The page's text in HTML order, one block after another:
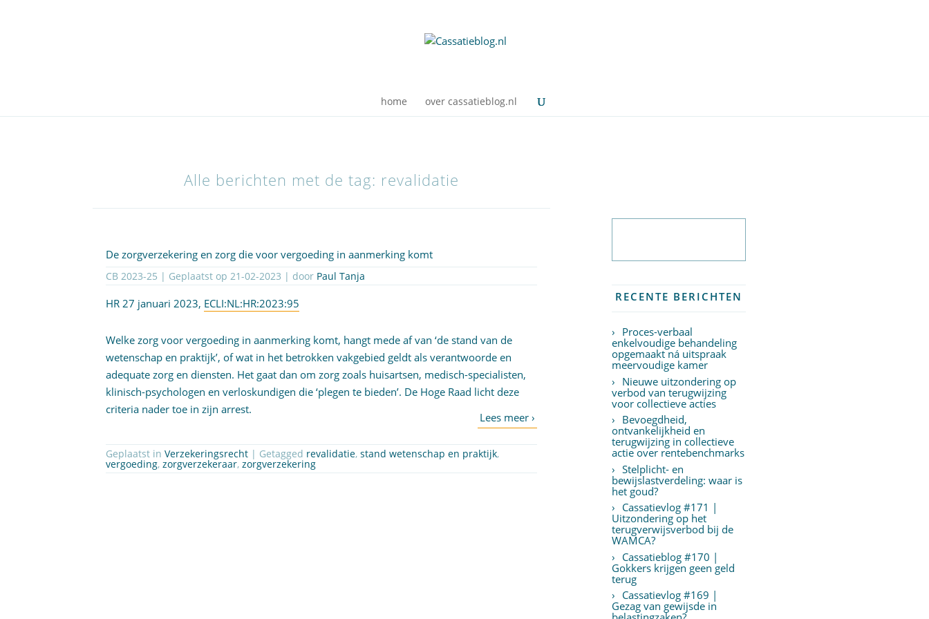
home over cassatieblog.nl
Alle berichten met de tag: revalidatie
De zorgverzekering en zorg die voor vergoeding in aanmerking komt
CB 2023-25 | Geplaatst op21-02-2023 | door Paul Tanja
HR 27 januari 2023, ECLI:NL:HR:2023:95
Welke zorg voor vergoeding in aanmerking komt, hangt mede af van ‘de stand van de
wetenschap en praktijk’, of wat in het betrokken vakgebied geldt als verantwoorde en
adequate zorg en diensten. Het gaat dan om zorg zoals huisartsen, medisch-specialisten,
klinisch-psychologen en verloskundigen die ‘plegen te bieden’. De Hoge Raad licht deze
criteria nader toe in zijn arrest.
Geplaatst inVerzekeringsrecht | Getagged revalidatie,stand wetenschap en praktijk,
vergoeding,zorgverzekeraar,zorgverzekering
RECENTE BERICHTEN
Proces-verbaal
enkelvoudige behandeling
opgemaakt ná uitspraak
meervoudige kamer
Nieuwe uitzondering op
verbod van terugwijzing
voor collectieve acties
Bevoegdheid,
ontvankelijkheid en
terugwijzing in collectieve
actie over rentebenchmarks
Stelplicht- en
bewijslastverdeling: waar is
het goud?
Cassatievlog #171 |
Uitzondering op het
terugverwijsverbod bij de
WAMCA?
Cassatieblog #170 |
Gokkers krijgen geen geld
terug
Cassatievlog #169 |
Gezag van gewijsde in